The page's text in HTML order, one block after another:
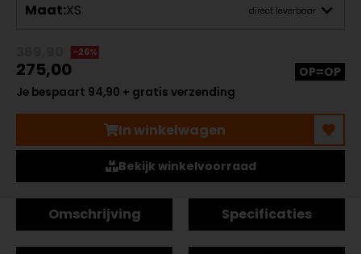
Maat:XS direct leverbaar
-26%
275,00
Je bespaart 94,90 + gratis verzending
OP=OP
In winkelwagen
Bekijk winkelvoorraad
Omschrijving Specificaties